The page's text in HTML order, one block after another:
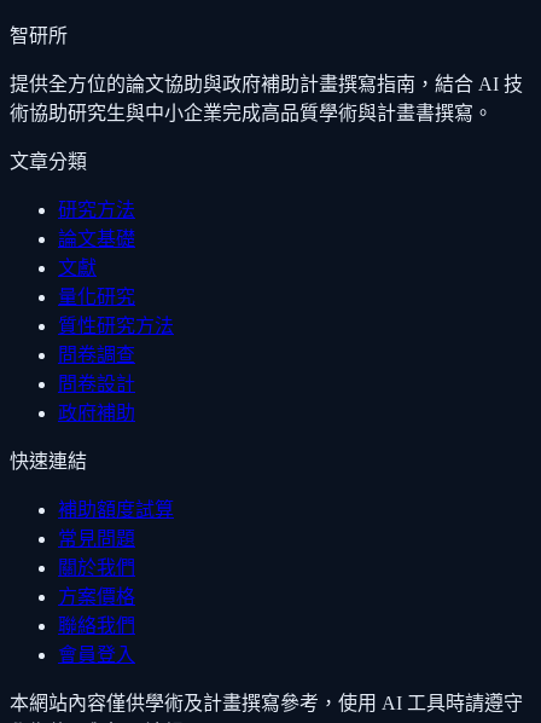
智研所
提供全方位的論文協助與政府補助計畫撰寫指南，結合 AI 技
術協助研究生與中小企業完成高品質學術與計畫書撰寫。
文章分類
研究方法
論文基礎
文獻
量化研究
質性研究方法
問卷調查
問卷設計
政府補助
快速連結
補助額度試算
常見問題
關於我們
方案價格
聯絡我們
會員登入
本網站內容僅供學術及計畫撰寫參考，使用 AI 工具時請遵守